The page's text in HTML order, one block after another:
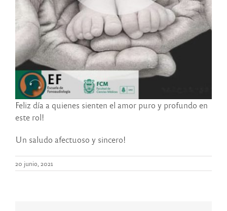
Feliz día a quienes sienten el amor puro y profundo en
este rol!
Un saludo afectuoso y sincero!
20 junio, 2021